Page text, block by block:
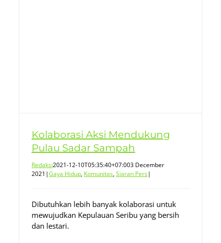
Kolaborasi Aksi Mendukung
Pulau Sadar Sampah
Redaksi2021-12-10T05:35:40+07:003 December
2021 |Gaya Hidup, Komunitas,Siaran Pers|
Dibutuhkan lebih banyak kolaborasi untuk
mewujudkan Kepulauan Seribu yang bersih
dan lestari.